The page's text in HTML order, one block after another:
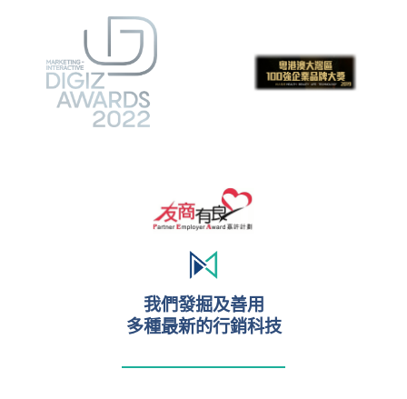
我們發掘及善用
多種最新的行銷科技